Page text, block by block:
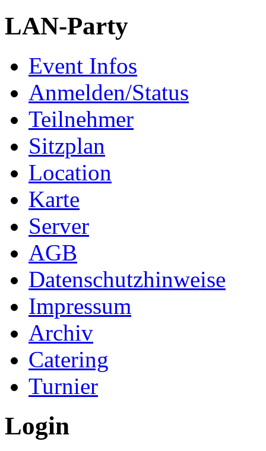
LAN-Party
Event Infos
Anmelden/Status
Teilnehmer
Sitzplan
Location
Karte
Server
AGB
Datenschutzhinweise
Impressum
Archiv
Catering
Turnier
Login